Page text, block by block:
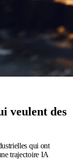
veulent des
qui ont
trajectoire IA